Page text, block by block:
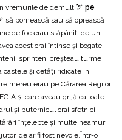
vremurile de demult 🏹 pe
să pornească sau să oprească
de foc erau stăpâniți de un
acest crai întinse şi bogate
sprinteni creşteau turme
castele şi cetăţi ridicate în
mereu erau pe Cărarea Regilor
şi care aveau grijă ca toate
şi puternicul crai sfetnici
înțelepte şi multe neamuri
de ar fi fost nevoie.Într-o